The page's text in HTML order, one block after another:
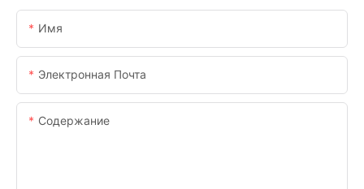
Имя
Электронная Почта
Содержание